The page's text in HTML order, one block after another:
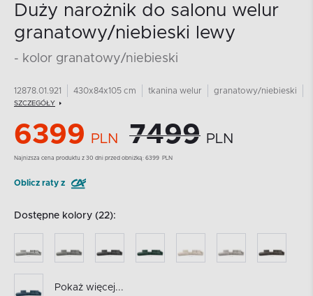
Duży narożnik do salonu welur
granatowy/niebieski lewy
- kolor granatowy/niebieski
12878.01.921 430x84x105 cm tkanina welur granatowy/niebieski
SZCZEGÓŁY
6399 PLN 7499 PLN
Najnizsza cena produktu z 30 dni przed obniżką: 6399 PLN
Oblicz raty z
Dostępne kolory (22):
Pokaż więcej...